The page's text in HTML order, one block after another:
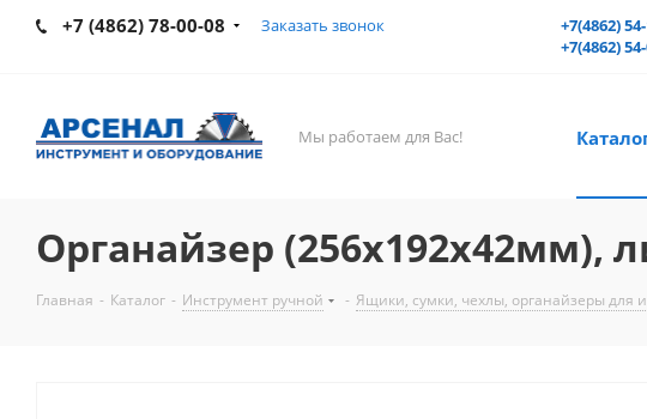
+7 (4862) 78-00-08 Заказать звонок +7(4862)
+7(4862)
Мы работаем для Вас!
Органайзер (256х192х42мм),
Главная - Каталог - Инструмент ручной - Ящики, сумки, чехлы, органайзеры для